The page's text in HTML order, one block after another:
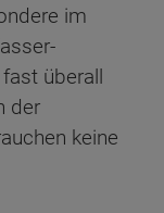
im
überall
der
keine